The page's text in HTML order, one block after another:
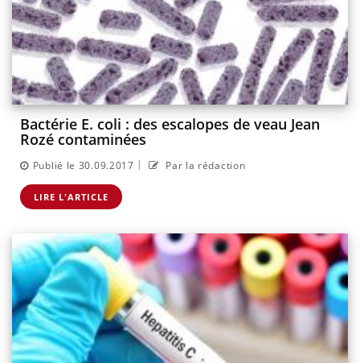
Bactérie E. coli : des escalopes de veau Jean
Rozé contaminées
Publié le 30.09.2017 | Par la rédaction
LIRE L'ARTICLE